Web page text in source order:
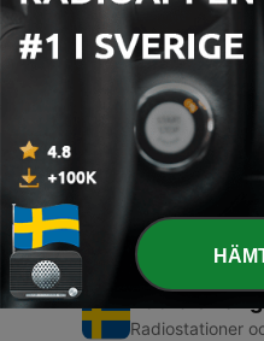
Avsnitt
Israel is
06 Maj 2021
Radiostationer